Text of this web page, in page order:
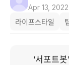
Apr 13, 2022
라이프스타일
‘서포트